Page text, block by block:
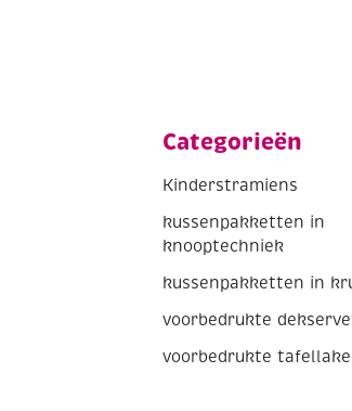
Categorieën
Kinderstramiens
kussenpakketten in
knooptechniek
kussenpakketten in
voorbedrukte
voorbedrukte